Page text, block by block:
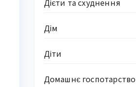
Дієти та схуднення
Дім
Діти
Домашнє госпотарство